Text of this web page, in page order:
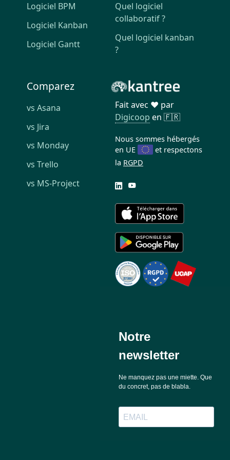
Logiciel BPM
Logiciel Kanban
Logiciel Gantt
Quel logiciel
collaboratif ?
Quel logiciel kanban
?
Comparez
vs Asana
vs Jira
vs Monday
vs Trello
vs MS-Project
Fait avec ❤️ par
Digicoop en 🇫🇷
Nous sommes hébergés
en UE
et respectons
la RGPD